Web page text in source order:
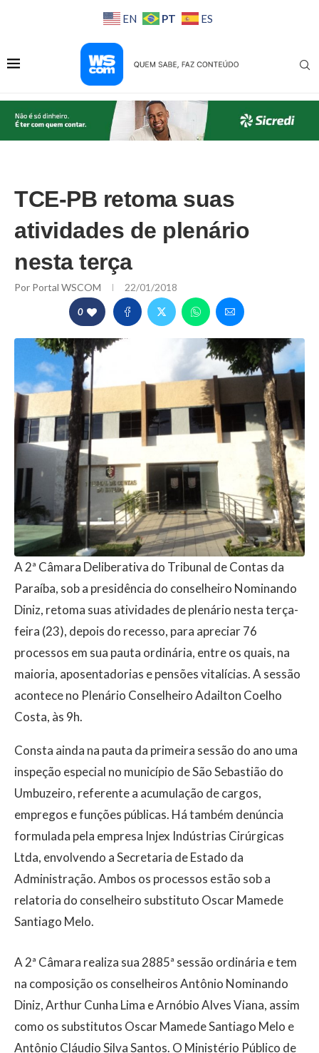
EN PT ES
TCE-PB retoma suas
atividades de plenário
nesta terça
Por Portal WSCOM 22/01/2018
0
A 2ª Câmara Deliberativa do Tribunal de Contas da
Paraíba, sob a presidência do conselheiro Nominando
Diniz, retoma suas atividades de plenário nesta terça-
feira (23), depois do recesso, para apreciar 76
processos em sua pauta ordinária, entre os quais, na
maioria, aposentadorias e pensões vitalícias. A sessão
acontece no Plenário Conselheiro Adailton Coelho
Costa, às 9h.
Consta ainda na pauta da primeira sessão do ano uma
inspeção especial no município de São Sebastião do
Umbuzeiro, referente a acumulação de cargos,
empregos e funções públicas. Há também denúncia
formulada pela empresa Injex Indústrias Cirúrgicas
Ltda, envolvendo a Secretaria de Estado da
Administração. Ambos os processos estão sob a
relatoria do conselheiro substituto Oscar Mamede
Santiago Melo.
A 2ª Câmara realiza sua 2885ª sessão ordinária e tem
na composição os conselheiros Antônio Nominando
Diniz, Arthur Cunha Lima e Arnóbio Alves Viana, assim
como os substitutos Oscar Mamede Santiago Melo e
Antônio Cláudio Silva Santos. O Ministério Público de